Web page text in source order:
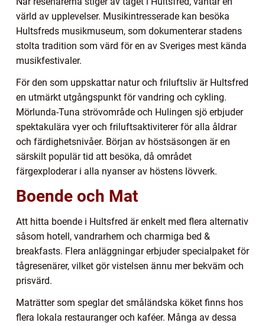
värld av upplevelser. Musikintresserade kan besöka
Hultsfreds musikmuseum, som dokumenterar stadens
stolta tradition som värd för en av Sveriges mest kända
musikfestivaler.
För den som uppskattar natur och friluftsliv är Hultsfred
en utmärkt utgångspunkt för vandring och cykling.
Mörlunda-Tuna strövområde och Hulingen sjö erbjuder
spektakulära vyer och friluftsaktiviterer för alla åldrar
och färdighetsnivåer. Början av höstsäsongen är en
särskilt populär tid att besöka, då området
färgexploderar i alla nyanser av höstens lövverk.
Boende och Mat
Att hitta boende i Hultsfred är enkelt med flera alternativ
såsom hotell, vandrarhem och charmiga bed &
breakfasts. Flera anläggningar erbjuder specialpaket för
tågresenärer, vilket gör vistelsen ännu mer bekväm och
prisvärd.
Maträtter som speglar det småländska köket finns hos
flera lokala restauranger och kaféer. Många av dessa